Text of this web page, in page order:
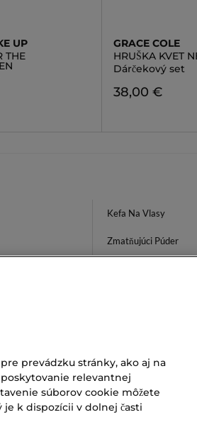
UP
THE
GRACE COLE
HRUŠKA KVET
Dárčekový set
38,00 €
Kefa Na Vlasy
Zmatňujúci Púder
Bezpečná
prevádzku stránky, ako aj na
relevantnej
súborov cookie môžete
k dispozícii v dolnej časti